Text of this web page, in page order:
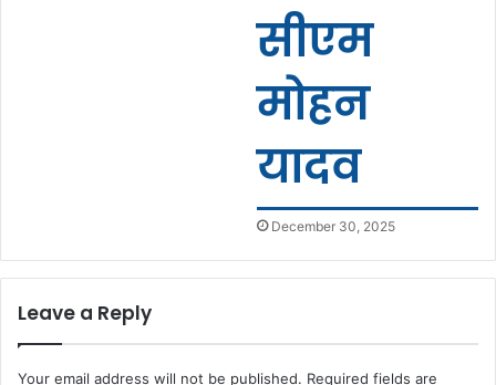
सीएम
मोहन
यादव
December 30, 2025
Leave a Reply
Your email address will not be published. Required fields are